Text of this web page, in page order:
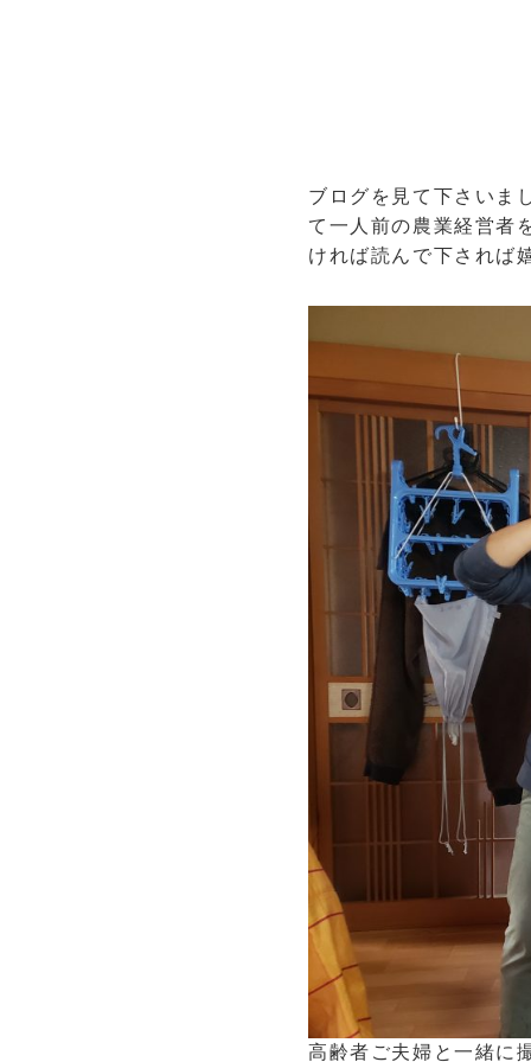
ブログを見て下さいま
て一人前の農業経営者
ければ読んで下されば
高齢者ご夫婦と一緒に